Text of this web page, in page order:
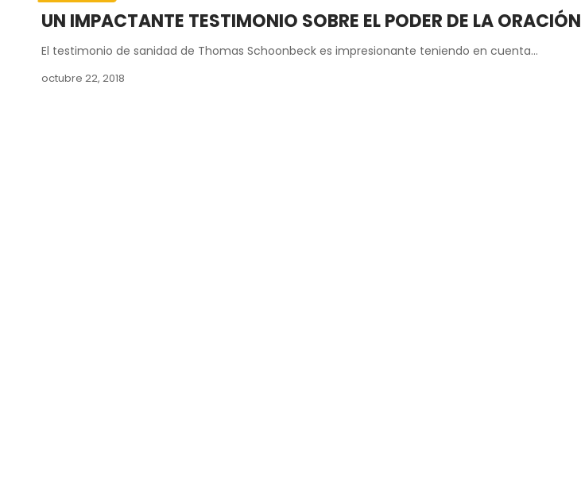
UN IMPACTANTE TESTIMONIO SOBRE EL PODER DE LA ORACIÓN
El testimonio de sanidad de Thomas Schoonbeck es impresionante teniendo en cuenta…
octubre 22, 2018